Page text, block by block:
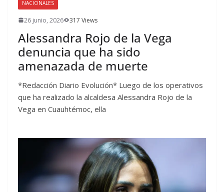
NACIONALES
26 junio, 2026 317 Views
Alessandra Rojo de la Vega
denuncia que ha sido
amenazada de muerte
*Redacción Diario Evolución* Luego de los operativos
que ha realizado la alcaldesa Alessandra Rojo de la
Vega en Cuauhtémoc, ella